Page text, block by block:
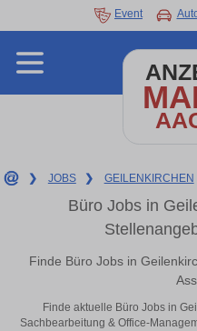
Event
❯ JOBS ❯ GEILENKIRCHEN
Büro Jobs in
Finde Büro Jobs in
Finde aktuelle Büro Jobs in
Sachbearbeitung & Office-